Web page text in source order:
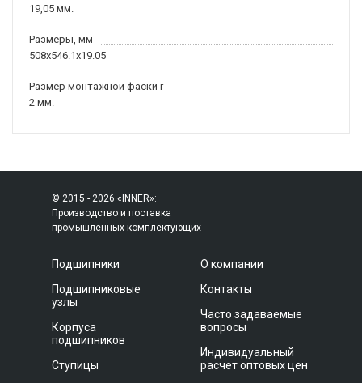
19,05 мм.
Размеры, мм
508x546.1x19.05
Размер монтажной фаски r
2 мм.
© 2015 - 2026 «INNER»:
Производство и поставка
промышленных комплектующих
Подшипники
Подшипниковые
узлы
Корпуса
подшипников
Ступицы
О компании
Контакты
Часто задаваемые
вопросы
Индивидуальный
расчет оптовых цен